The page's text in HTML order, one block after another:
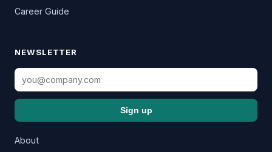
Career Guide
NEWSLETTER
Sign up
About